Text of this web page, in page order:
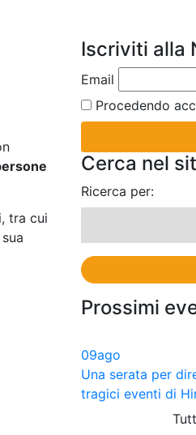
tra cui
Iscriviti alla
Email
Procedendo
Cerca nel
Ricerca per:
Prossimi
09ago
Una serata per
tragici eventi di